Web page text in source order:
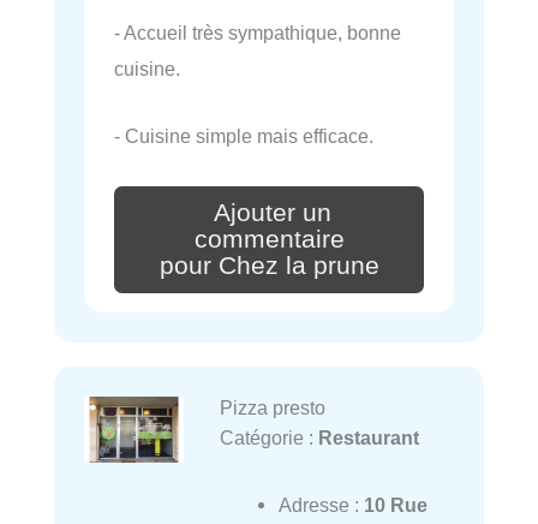
- Accueil très sympathique, bonne
cuisine.
- Cuisine simple mais efficace.
Ajouter un
commentaire
pour Chez la prune
Pizza presto
Catégorie : Restaurant
Adresse : 10 Rue